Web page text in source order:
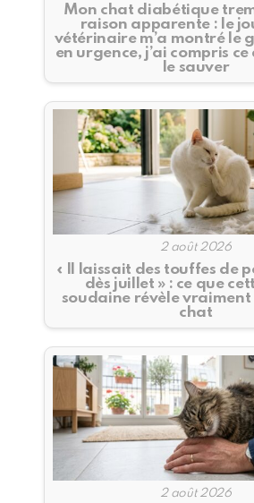
Mon chat diabétique
raison apparente : le
vétérinaire m’a montré le
en urgence, j’ai compris
le sauver
2 août 2026
« Il laissait des touffes de
dès juillet » : ce que
soudaine révèle vraiment
chat
2 août 2026